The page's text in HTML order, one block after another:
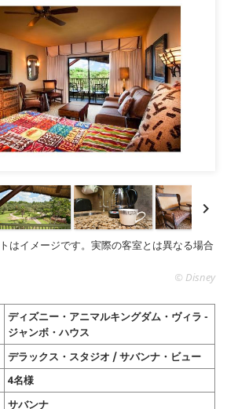

はイメージです。実際の客室とは異なる場合
© Disney
ディズニー・アニマルキングダム・ヴィラ -
ジャンボ・ハウス
デラックス・スタジオ / サバンナ・ビュー
4名様
サバンナ